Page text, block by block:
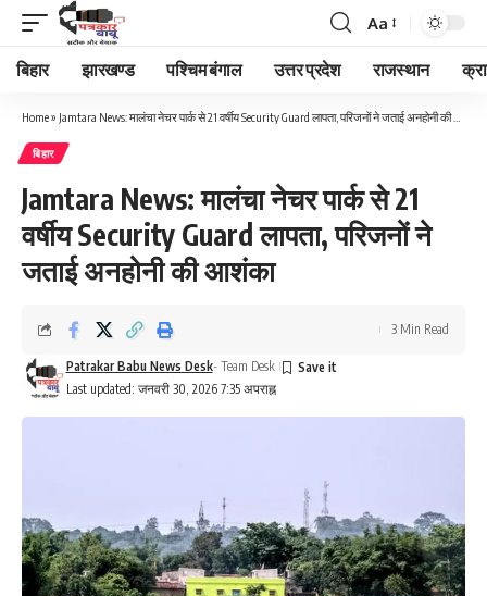
Font
Resizer
Aa
बिहार झारखण्ड पश्चिम बंगाल उत्तर प्रदेश राजस्थान
Home» Jamtara News: मालंचा नेचर पार्क से 21 वर्षीय Security Guard लापता, परिजनों ने जताई अनहोनी की आशंका
बिहार
Jamtara News: मालंचा नेचर पार्क से 21
वर्षीय Security Guard लापता, परिजनों ने
जताई अनहोनी की आशंका
Last updated: जनवरी 30, 2026 7:35 अपराह्न
Patrakar Babu News Desk- Team Desk
3 Min Read